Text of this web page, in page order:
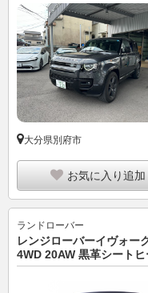
大分県別府市
お気に入り追加
ランドローバー
レンジローバーイヴォー
4WD 20AW 黒革シート